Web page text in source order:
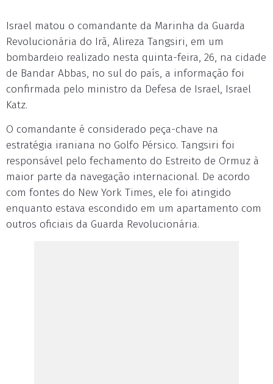
Israel matou o comandante da Marinha da Guarda
Revolucionária do Irã, Alireza Tangsiri, em um
bombardeio realizado nesta quinta-feira, 26, na cidade
de Bandar Abbas, no sul do país, a informação foi
confirmada pelo ministro da Defesa de Israel, Israel
Katz.
O comandante é considerado peça-chave na
estratégia iraniana no Golfo Pérsico. Tangsiri foi
responsável pelo fechamento do Estreito de Ormuz à
maior parte da navegação internacional. De acordo
com fontes do New York Times, ele foi atingido
enquanto estava escondido em um apartamento com
outros oficiais da Guarda Revolucionária.